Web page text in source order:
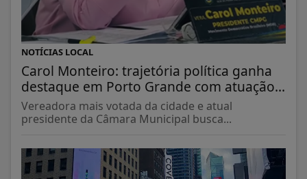
NOTÍCIAS LOCAL
Carol Monteiro: trajetória política ganha
destaque em Porto Grande com atuação...
Vereadora mais votada da cidade e atual
presidente da Câmara Municipal busca...